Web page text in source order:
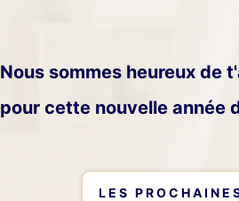
Nous sommes heureux de
pour cette nouvelle année
LES